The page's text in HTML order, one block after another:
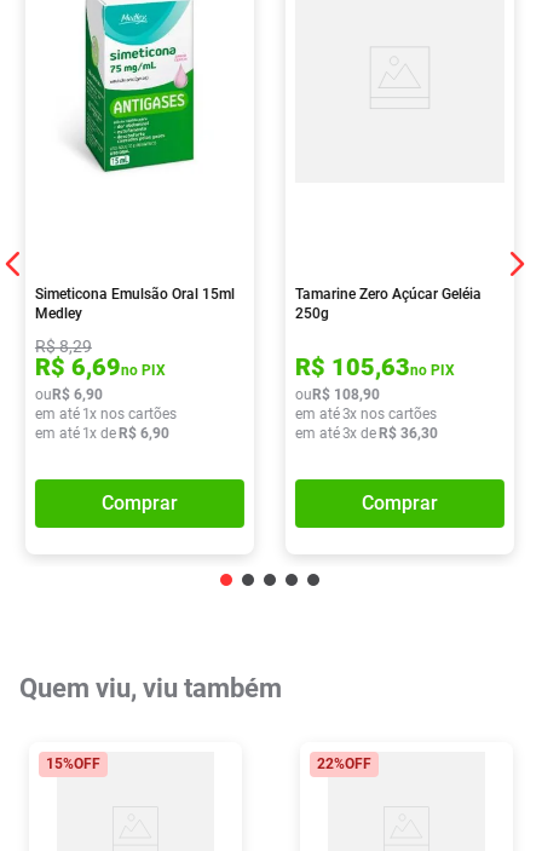
Simeticona Emulsão Oral 15ml
Medley
R$8,29
R$ 6,69no PIX
ou R$ 6,90
em até 1x nos cartões
em até 1x de R$ 6,90
Comprar
Tamarine Zero Açúcar Geléia
250g
R$ 105,63no PIX
ou R$ 108,90
em até3x nos cartões
em até3x de R$ 36,30
Comprar
Quem viu, viu também
15%OFF 22%OFF